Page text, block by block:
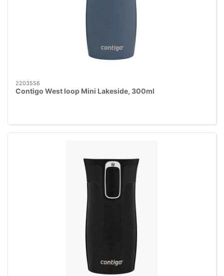
2203556
Contigo West loop Mini Lakeside, 300ml